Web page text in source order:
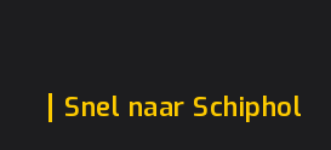
Snel naar Schiphol